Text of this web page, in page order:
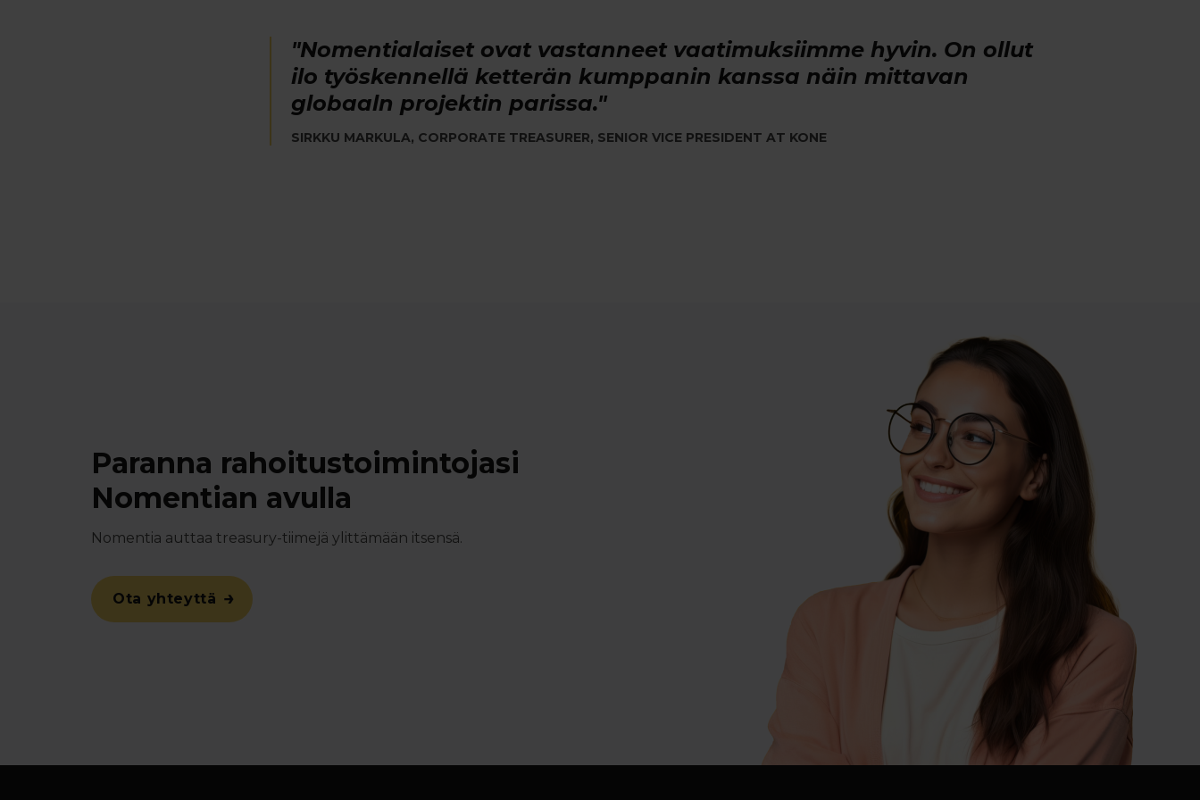
"Nomentialaiset ovat vastanneet vaatimuksiimme hyvin. On ollut
ilo työskennellä ketterän kumppanin kanssa näin mittavan
globaaln projektin parissa."
SIRKKU MARKULA, CORPORATE TREASURER, SENIOR VICE PRESIDENT AT KONE
Paranna rahoitustoimintojasi
Nomentian avulla
Nomentia auttaa treasury-tiimejä ylittämään itsensä.
Ota yhteyttä